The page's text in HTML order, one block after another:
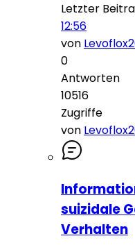
Letzter
12:56
von
0
Antworten
10516
Zugriffe
von
suizidale
Verhalten